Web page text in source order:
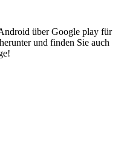
über Google play für
und finden Sie auch